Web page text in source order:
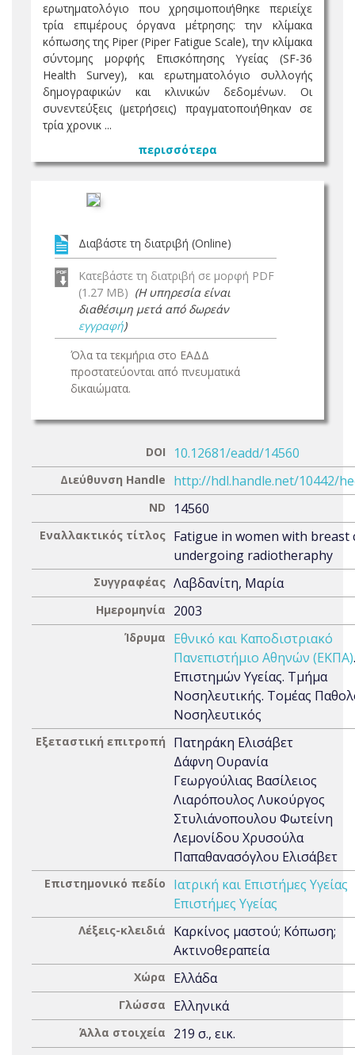
ερωτηματολόγιο που χρησιμοποιήθηκε περιείχε
τρία επιμέρους όργανα μέτρησης: την κλίμακα
κόπωσης της Piper (Piper Fatigue Scale), την κλίμακα
σύντομης μορφής Επισκόπησης Υγείας (SF-36
Health Survey), και ερωτηματολόγιο συλλογής
δημογραφικών και κλινικών δεδομένων. Οι
συνεντεύξεις (μετρήσεις) πραγματοποιήθηκαν σε
τρία χρονικ ...
περισσότερα
Διαβάστε τη διατριβή (Online)
Κατεβάστε τη διατριβή σε μορφή PDF
(1.27 MB) (Η υπηρεσία είναι
διαθέσιμη μετά από δωρεάν
εγγραφή)
Όλα τα τεκμήρια στο ΕΑΔΔ
προστατεύονται από πνευματικά
δικαιώματα.
DOI 10.12681/eadd/14560
Διεύθυνση Handle http://hdl.handle.net/10442/
ND 14560
Εναλλακτικός τίτλος Fatigue in women with breast
undergoing radiotheraphy
Συγγραφέας Λαβδανίτη, Μαρία
Ημερομηνία 2003
Ίδρυμα
Εθνικό και Καποδιστριακό
Πανεπιστήμιο Αθηνών (ΕΚΠΑ)
Επιστημών Υγείας. Τμήμα
Νοσηλευτικής. Τομέας
Νοσηλευτικός
Εξεταστική επιτροπή
Πατηράκη Ελισάβετ
Δάφνη Ουρανία
Γεωργούλιας Βασίλειος
Λιαρόπουλος Λυκούργος
Στυλιάνοπουλου Φωτείνη
Λεμονίδου Χρυσούλα
Παπαθανασόγλου Ελισάβετ
Επιστημονικό πεδίο
Ιατρική και Επιστήμες Υγείας
Επιστήμες Υγείας
Λέξεις-κλειδιά
Καρκίνος μαστού; Κόπωση;
Ακτινοθεραπεία
Χώρα Ελλάδα
Γλώσσα Ελληνικά
Άλλα στοιχεία 219 σ., εικ.